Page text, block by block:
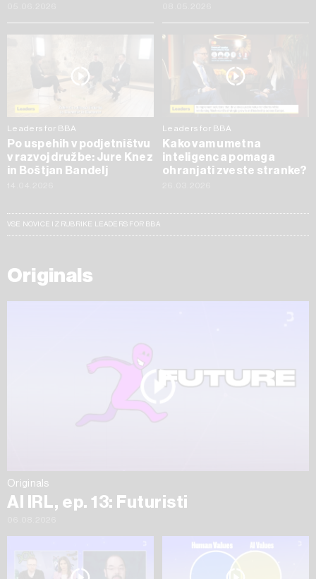
Leaders for BBA
Po uspehih v podjetništvu
v razvoj družbe: Jure Knez
in Boštjan Bandelj
Leaders for BBA
Kako vam umetna
inteligenca pomaga
ohranjati zveste stranke?
VSE NOVICE IZ RUBRIKE LEADERS FOR BBA
Originals
Originals
AI IRL, ep. 13: Futuristi